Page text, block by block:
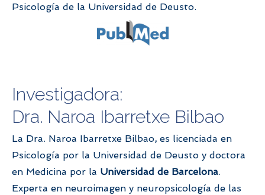
Psicología de la Universidad de Deusto.
Investigadora:
Dra. Naroa Ibarretxe Bilbao
La Dra. Naroa Ibarretxe Bilbao, es licenciada en
Psicología por la Universidad de Deusto y doctora
en Medicina por la Universidad de Barcelona.
Experta en neuroimagen y neuropsicología de las